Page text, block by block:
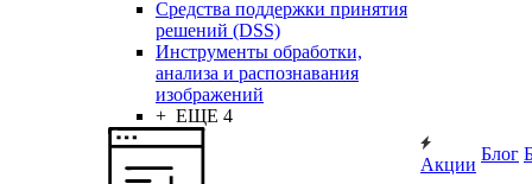
Средства поддержки принятия
решений (DSS)
Инструменты обработки,
анализа и распознавания
изображений
+ ЕЩЕ 4
Акции
Блог